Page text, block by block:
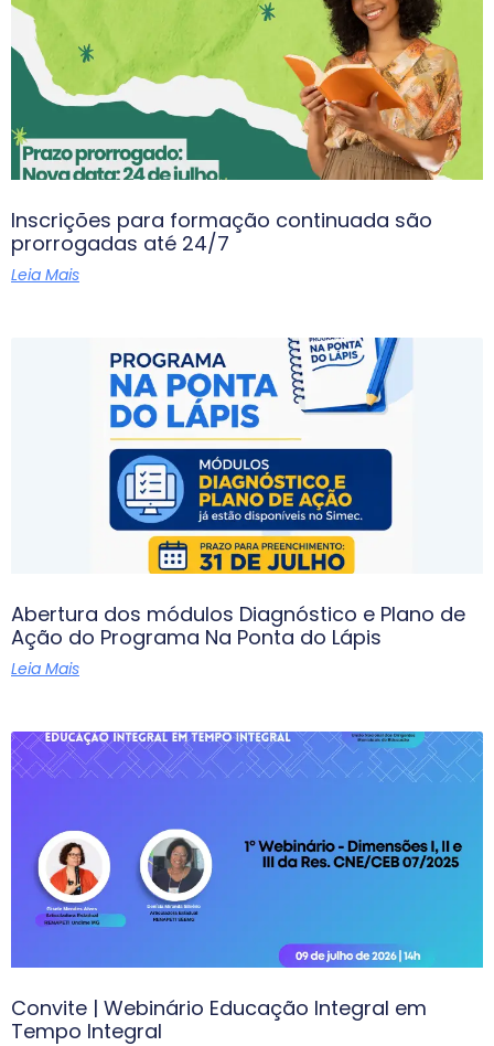
Inscrições para formação continuada são
prorrogadas até 24/7
Leia Mais
Abertura dos módulos Diagnóstico e Plano de
Ação do Programa Na Ponta do Lápis
Leia Mais
Convite | Webinário Educação Integral em
Tempo Integral